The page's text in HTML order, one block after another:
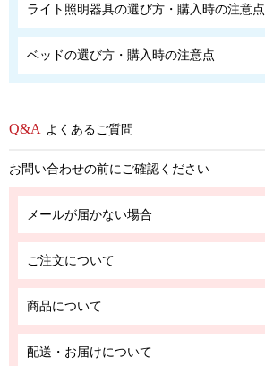
ライト照明器具の選び方・購入時の注意点
ベッドの選び方・購入時の注意点
よくあるご質問
お問い合わせの前にご確認ください
メールが届かない場合
ご注文について
商品について
配送・お届けについて